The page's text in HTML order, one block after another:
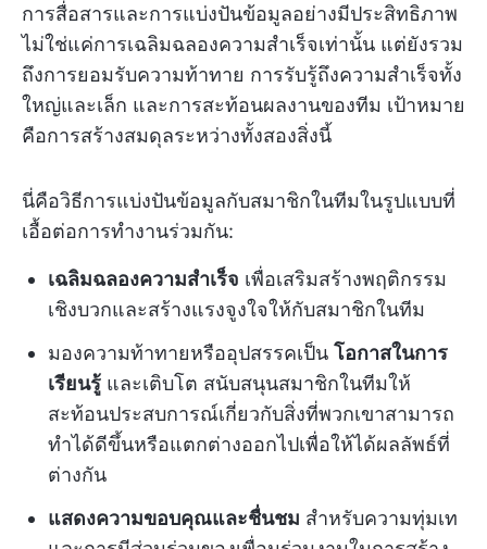
การสื่อสารและการแบ่งปันข้อมูลอย่างมีประสิทธิภาพ
ไม่ใช่แค่การเฉลิมฉลองความสำเร็จเท่านั้น แต่ยังรวม
ถึงการยอมรับความท้าทาย การรับรู้ถึงความสำเร็จทั้ง
ใหญ่และเล็ก และการสะท้อนผลงานของทีม เป้าหมาย
คือการสร้างสมดุลระหว่างทั้งสองสิ่งนี้
นี่คือวิธีการแบ่งปันข้อมูลกับสมาชิกในทีมในรูปแบบที่
เอื้อต่อการทำงานร่วมกัน:
เฉลิมฉลองความสำเร็จ เพื่อเสริมสร้างพฤติกรรม
เชิงบวกและสร้างแรงจูงใจให้กับสมาชิกในทีม
มองความท้าทายหรืออุปสรรคเป็น โอกาสในการ
เรียนรู้ และเติบโต สนับสนุนสมาชิกในทีมให้
สะท้อนประสบการณ์เกี่ยวกับสิ่งที่พวกเขาสามารถ
ทำได้ดีขึ้นหรือแตกต่างออกไปเพื่อให้ได้ผลลัพธ์ที่
ต่างกัน
แสดงความขอบคุณและชื่นชม สำหรับความทุ่มเท